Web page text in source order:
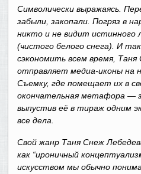
Символически выражаясь.
забыли, закопали. Погряз в
никто и не видит истинного
(чистого белого снега). И
сэкономить всем время, Таня
отправляет медиа-иконы на
Съемку, где помещает их в
окончательная метафора —
выпустив её в тираж одним
все дела.
Свой жанр Таня Снеж
как “ироничный
искусством мы обычно